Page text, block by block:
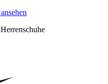
Herrenschuhe